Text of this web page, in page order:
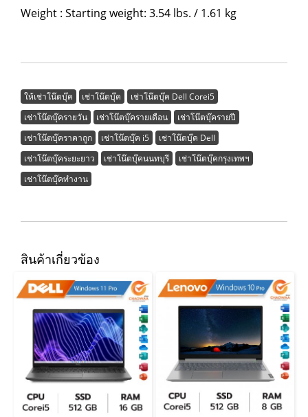
Weight : Starting weight: 3.54 lbs. / 1.61 kg
ให้เช่าโน๊ตบุ๊ค เช่าโน๊ตบุ๊ค
เช่าโน๊ตบุ๊ค Dell Corei5
เช่าโน๊ตบุ๊ครายวัน
เช่าโน๊ตบุ๊ครายเดือน
เช่าโน๊ตบุ๊ครายปี
เช่าโน๊ตบุ๊คราคาถูก
เช่าโน๊ตบุ๊ค i5
เช่าโน๊ตบุ๊ค Dell
เช่าโน๊ตบุ๊คระยะยาว
เช่าโน๊ตบุ๊คนนทบุรี
เช่าโน๊ตบุ๊คกรุงเทพฯ
เช่าโน๊ตบุ๊คทำงาน
สินค้าเกี่ยวข้อง